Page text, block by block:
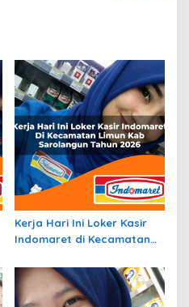
Kerja Hari Ini Loker Kasir
Indomaret di Kecamatan
Tahun 2026